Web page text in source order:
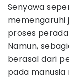
Senyawa
proses
Namun,
berasal dari
pada